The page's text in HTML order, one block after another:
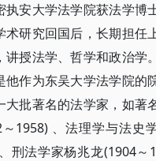
执安大学法学院获法学博
术研究回国后，长期担任
讲授法学、哲学和政治学
他作为东吴大学法学院的
大批著名的法学家，如著
1958) 、法理学与法史
刑法学家杨兆龙(1904～